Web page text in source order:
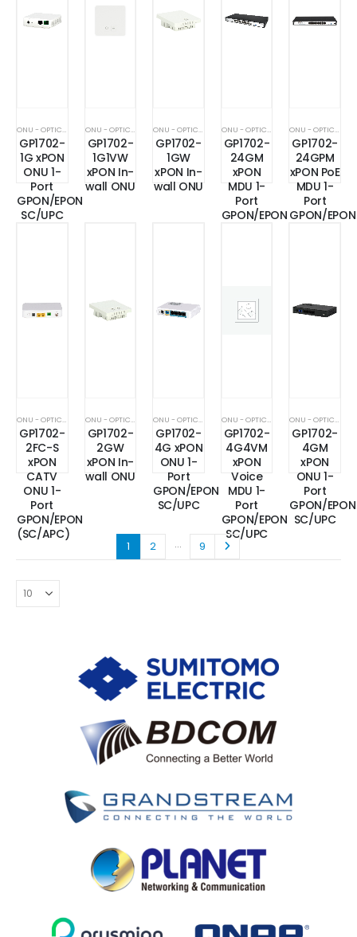
ONU - OPTICAL NETWORK UNIT - MDU - MTU
GP1702-
1G xPON
ONU 1-
Port
GPON/EPON
SC/UPC
ONU - OPTICAL NETWORK UNIT - MDU - MTU
GP1702-
1G1VW
xPON In-
wall ONU
ONU - OPTICAL NETWORK UNIT - MDU - MTU
GP1702-
1GW
xPON In-
wall ONU
ONU - OPTICAL NETWORK UNIT - MDU - MTU
GP1702-
24GM
xPON
MDU 1-
Port
GPON/EPON
ONU - OPTICAL NETWORK UNIT - MDU - MTU
GP1702-
24GPM
xPON PoE
MDU 1-
Port
GPON/EPON
GP1702-
2FC-S
xPON
CATV
ONU 1-
Port
GPON/EPON
(SC/APC)
GP1702-
2GW
xPON In-
wall ONU
GP1702-
4G xPON
ONU 1-
Port
GPON/EPON
SC/UPC
GP1702-
4G4VM
xPON
Voice
MDU 1-
Port
GPON/EPON
SC/UPC
GP1702-
4GM
xPON
ONU 1-
Port
GPON/EPON
SC/UPC
1 2 … 9